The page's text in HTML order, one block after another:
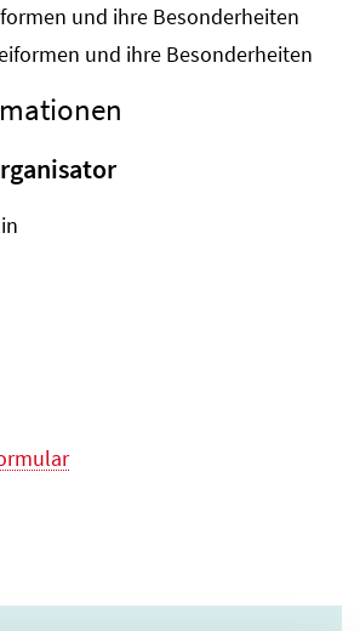
und ihre Besonderheiten
und ihre Besonderheiten